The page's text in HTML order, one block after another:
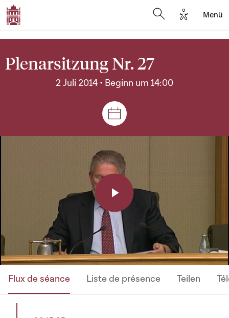
Options
Menü
Plenarsitzung Nr. 27
2 Juli 2014 • Beginn um 14:00
Plenar- und
Play
Video
Flux de séance Liste de présence Teilen